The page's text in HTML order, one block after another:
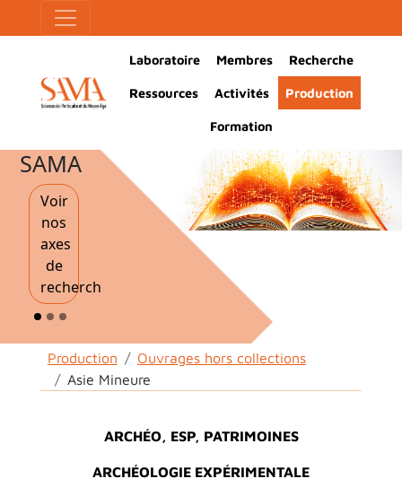
Aller au contenu principal
Main Navigation
Laboratoire Membres Recherche
Ressources Activités Production
Formation
SAMA
Voir
nos
axes
de
recherche
Fil d'Ariane
Production
Ouvrages hors collections
Asie Mineure
Main menuARCHÉO, ESP, PATRIMOINES
ARCHÉOLOGIE EXPÉRIMENTALE
Panneau de gestion des cookies